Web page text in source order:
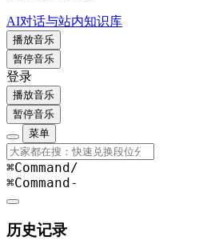
AI对话与站内知识库
播放音乐
暂停音乐
登录
播放音乐
暂停音乐
菜单
⌘Command /
⌘Command -
历史记录